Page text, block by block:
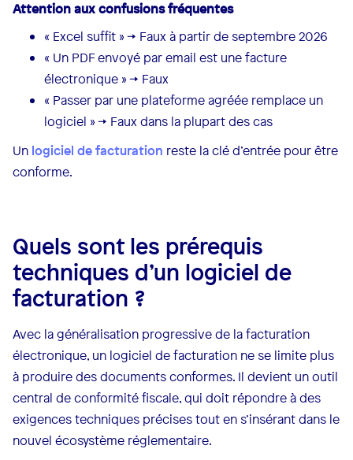
Attention aux confusions fréquentes
« Excel suffit » → Faux à partir de septembre 2026
« Un PDF envoyé par email est une facture
électronique » → Faux
« Passer par une plateforme agréée remplace un
logiciel » → Faux dans la plupart des cas
Un logiciel de facturation reste la clé d’entrée pour être
conforme.
Quels sont les prérequis
techniques d’un logiciel de
facturation ?
Avec la généralisation progressive de la facturation
électronique, un logiciel de facturation ne se limite plus
à produire des documents conformes. Il devient un outil
central de conformité fiscale, qui doit répondre à des
exigences techniques précises tout en s’insérant dans le
nouvel écosystème réglementaire.